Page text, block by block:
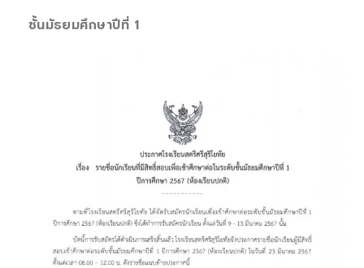
ชั้นมัธยมศึกษาปีที่ 1